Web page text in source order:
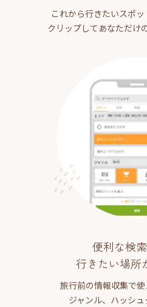
これから行きたいスポ
クリップしてあなただけ
便利な検
行きたい場所
旅行前の情報収集で使
ジャンル、ハッシュ